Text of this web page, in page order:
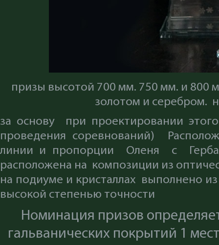
призы высотой 700 мм. 750 мм. и 800
золотом и серебром.
за основу при проектировании
проведения соревнований)
линии и пропорции Оленя с
расположена на композиции из
на подиуме и кристаллах выполнено
высокой степенью точности
Номинация призов
гальванических покрытий 1